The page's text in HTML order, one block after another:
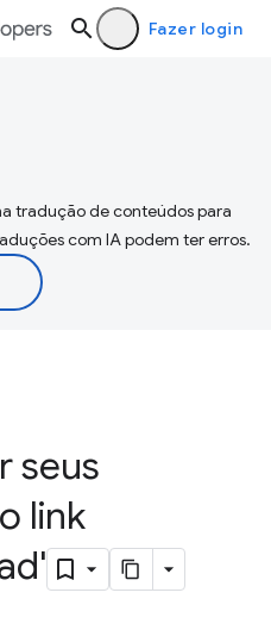
Fazer login
tradução de conteúdos para
com IA podem ter erros.
seus
link